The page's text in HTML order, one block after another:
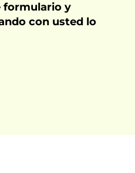
formulario y
con usted lo